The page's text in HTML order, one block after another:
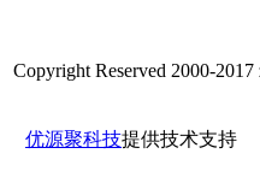
Copyright Reserved 2000-
优源聚科技提供技术支持